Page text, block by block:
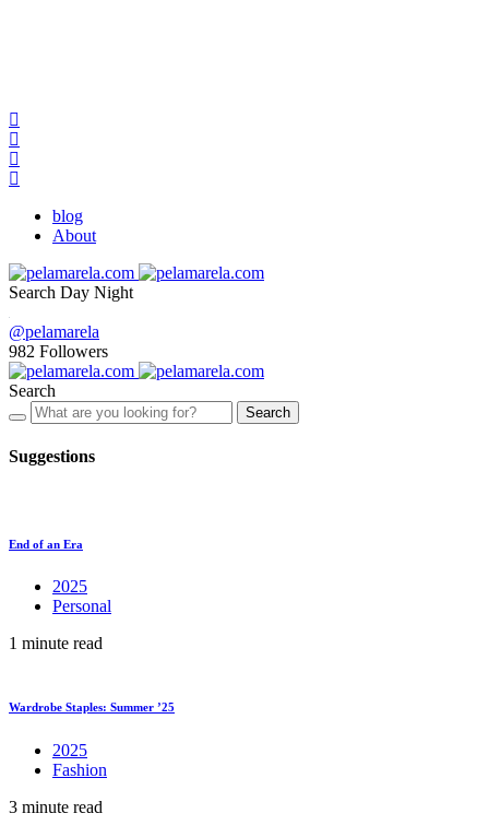
blog
About
Search Day Night
@pelamarela
982 Followers
Search
Search
Suggestions
End of an Era
2025
Personal
1 minute read
Wardrobe Staples: Summer ’25
2025
Fashion
3 minute read